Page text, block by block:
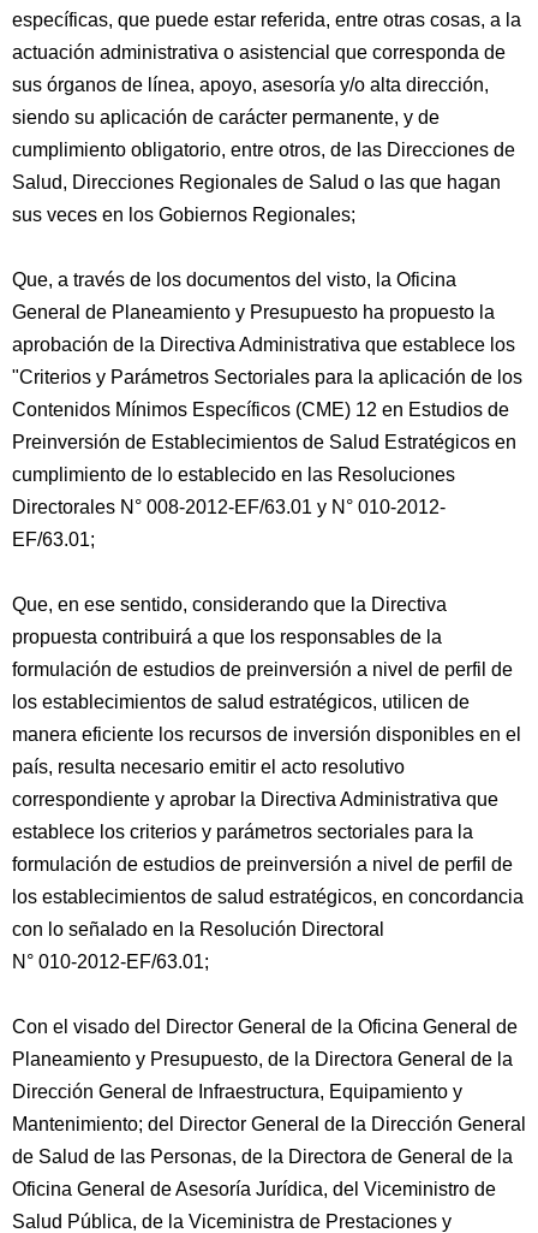
específicas, que puede estar referida, entre otras cosas, a la
actuación administrativa o asistencial que corresponda de
sus órganos de línea, apoyo, asesoría y/o alta dirección,
siendo su aplicación de carácter permanente, y de
cumplimiento obligatorio, entre otros, de las Direcciones de
Salud, Direcciones Regionales de Salud o las que hagan
sus veces en los Gobiernos Regionales;
Que, a través de los documentos del visto, la Oficina
General de Planeamiento y Presupuesto ha propuesto la
aprobación de la Directiva Administrativa que establece los
"Criterios y Parámetros Sectoriales para la aplicación de los
Contenidos Mínimos Específicos (CME) 12 en Estudios de
Preinversión de Establecimientos de Salud Estratégicos en
cumplimiento de lo establecido en las Resoluciones
Directorales N° 008-2012-EF/63.01 y N° 010-2012-
EF/63.01;
Que, en ese sentido, considerando que la Directiva
propuesta contribuirá a que los responsables de la
formulación de estudios de preinversión a nivel de perfil de
los establecimientos de salud estratégicos, utilicen de
manera eficiente los recursos de inversión disponibles en el
país, resulta necesario emitir el acto resolutivo
correspondiente y aprobar la Directiva Administrativa que
establece los criterios y parámetros sectoriales para la
formulación de estudios de preinversión a nivel de perfil de
los establecimientos de salud estratégicos, en concordancia
con lo señalado en la Resolución Directoral
N° 010-2012-EF/63.01;
Con el visado del Director General de la Oficina General de
Planeamiento y Presupuesto, de la Directora General de la
Dirección General de Infraestructura, Equipamiento y
Mantenimiento; del Director General de la Dirección General
de Salud de las Personas, de la Directora de General de la
Oficina General de Asesoría Jurídica, del Viceministro de
Salud Pública, de la Viceministra de Prestaciones y